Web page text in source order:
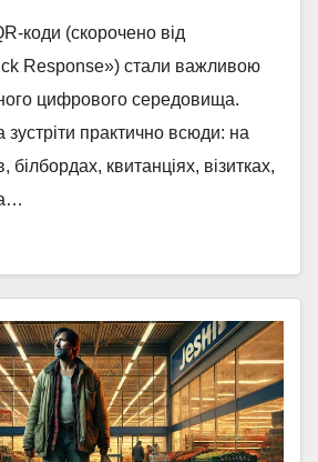
коди (скорочено від
Response») стали важливою
цифрового середовища.
зустріти практично всюди: на
білбордах, квитанціях, візитках,